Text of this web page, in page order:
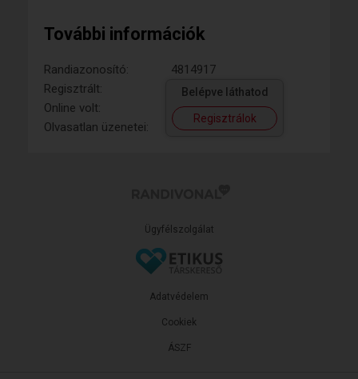
További információk
Randiazonosító:
4814917
Regisztrált:
Online volt:
Olvasatlan üzenetei:
Belépve láthatod
Regisztrálok
Ügyfélszolgálat
ÁSZF
Adatvédelem
Cookiek